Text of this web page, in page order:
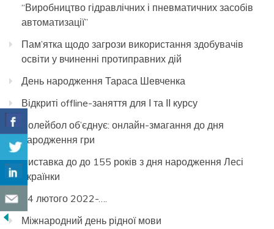
“Виробництво гідравлічних і пневматичних засобів
автоматизації”
Пам’ятка щодо загрози використання здобувачів
освіти у вчиненні протиправних дій
День народження Тараса Шевченка
Відкриті offline-заняття для І та ІІ курсу
Волейбол об’єднує: онлайн-змагання до дня
народження гри
Виставка до до 155 років з дня народження Лесі
Українки
24 лютого 2022-….
Міжнародний день рідної мови